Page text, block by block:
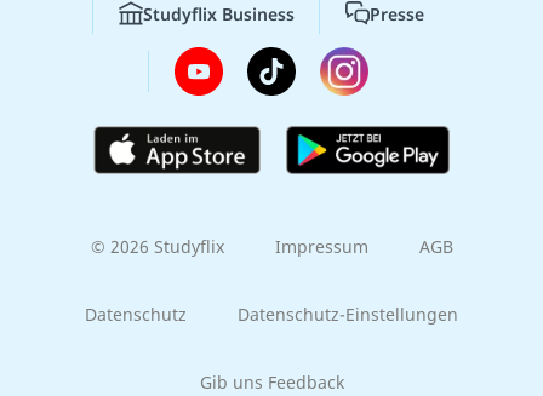
Studyflix Business Presse
© 2026 Studyflix Impressum AGB
Datenschutz Datenschutz-Einstellungen
Gib uns Feedback